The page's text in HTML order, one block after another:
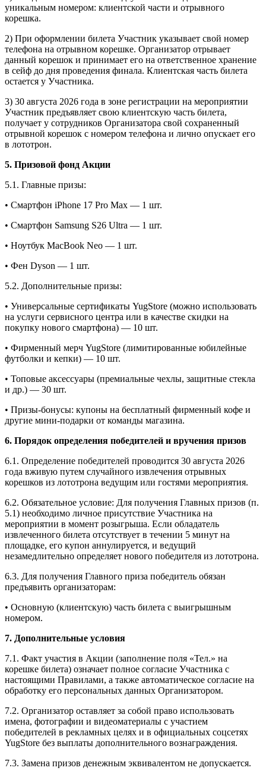
уникальным номером: клиентской части и отрывного
корешка.
2) При оформлении билета Участник указывает свой номер
телефона на отрывном корешке. Организатор отрывает
данный корешок и принимает его на ответственное хранение
в сейф до дня проведения финала. Клиентская часть билета
остается у Участника.
3) 30 августа 2026 года в зоне регистрации на мероприятии
Участник предъявляет свою клиентскую часть билета,
получает у сотрудников Организатора свой сохраненный
отрывной корешок с номером телефона и лично опускает его
в лототрон.
5. Призовой фонд Акции
5.1. Главные призы:
• Смартфон iPhone 17 Pro Max — 1 шт.
• Смартфон Samsung S26 Ultra — 1 шт.
• Ноутбук MacBook Neo — 1 шт.
• Фен Dyson — 1 шт.
5.2. Дополнительные призы:
• Универсальные сертификаты YugStore (можно использовать
на услуги сервисного центра или в качестве скидки на
покупку нового смартфона) — 10 шт.
• Фирменный мерч YugStore (лимитированные юбилейные
футболки и кепки) — 10 шт.
• Топовые аксессуары (премиальные чехлы, защитные стекла
и др.) — 30 шт.
• Призы-бонусы: купоны на бесплатный фирменный кофе и
другие мини-подарки от команды магазина.
6. Порядок определения победителей и вручения призов
6.1. Определение победителей проводится 30 августа 2026
года вживую путем случайного извлечения отрывных
корешков из лототрона ведущим или гостями мероприятия.
6.2. Обязательное условие: Для получения Главных призов (п.
5.1) необходимо личное присутствие Участника на
мероприятии в момент розыгрыша. Если обладатель
извлеченного билета отсутствует в течении 5 минут на
площадке, его купон аннулируется, и ведущий
незамедлительно определяет нового победителя из лототрона.
6.3. Для получения Главного приза победитель обязан
предъявить организаторам:
• Основную (клиентскую) часть билета с выигрышным
номером.
7. Дополнительные условия
7.1. Факт участия в Акции (заполнение поля «Тел.» на
корешке билета) означает полное согласие Участника с
настоящими Правилами, а также автоматическое согласие на
обработку его персональных данных Организатором.
7.2. Организатор оставляет за собой право использовать
имена, фотографии и видеоматериалы с участием
победителей в рекламных целях и в официальных соцсетях
YugStore без выплаты дополнительного вознаграждения.
7.3. Замена призов денежным эквивалентом не допускается.